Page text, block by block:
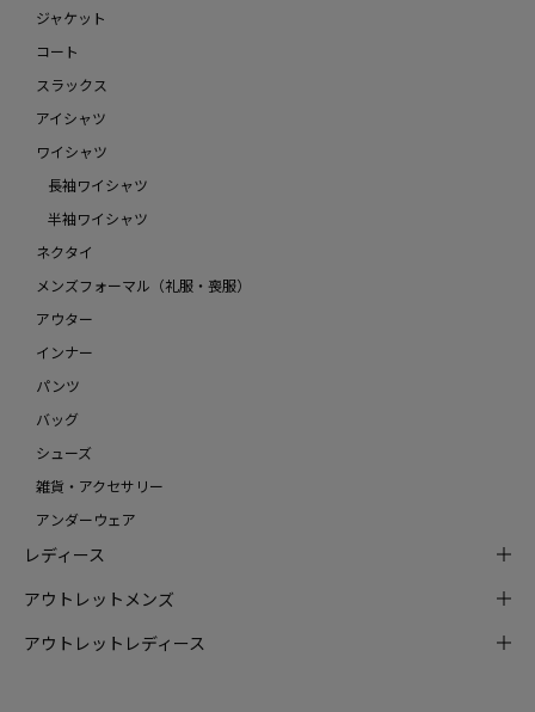
ジャケット
コート
スラックス
アイシャツ
ワイシャツ
長袖ワイシャツ
半袖ワイシャツ
ネクタイ
メンズフォーマル（礼服・喪服）
アウター
インナー
パンツ
バッグ
シューズ
雑貨・アクセサリー
アンダーウェア
レディース
アウトレットメンズ
アウトレットレディース